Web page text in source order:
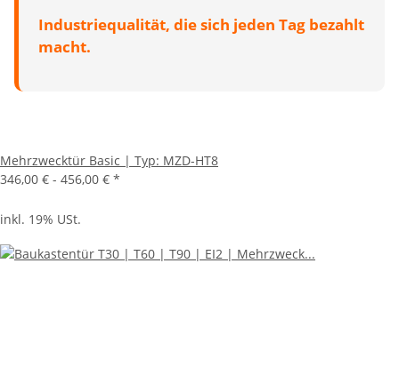
Industriequalität, die sich jeden Tag bezahlt
macht.
Mehrzwecktür Basic | Typ: MZD-HT8
346,00 € - 456,00 € *
inkl. 19% USt.